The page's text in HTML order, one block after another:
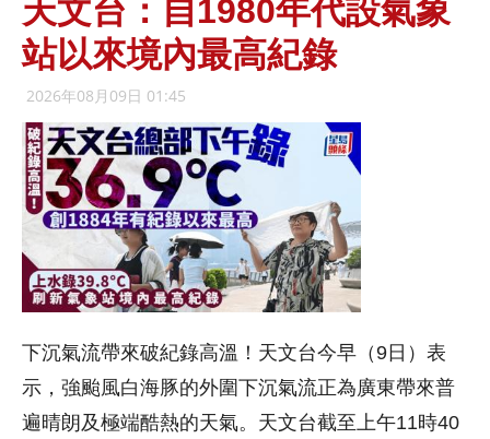
天文台：自1980年代設氣象
站以來境內最高紀錄
2026年08月09日 01:45
下沉氣流帶來破紀錄高溫！天文台今早（9日）表
示，強颱風白海豚的外圍下沉氣流正為廣東帶來普
遍晴朗及極端酷熱的天氣。天文台截至上午11時40